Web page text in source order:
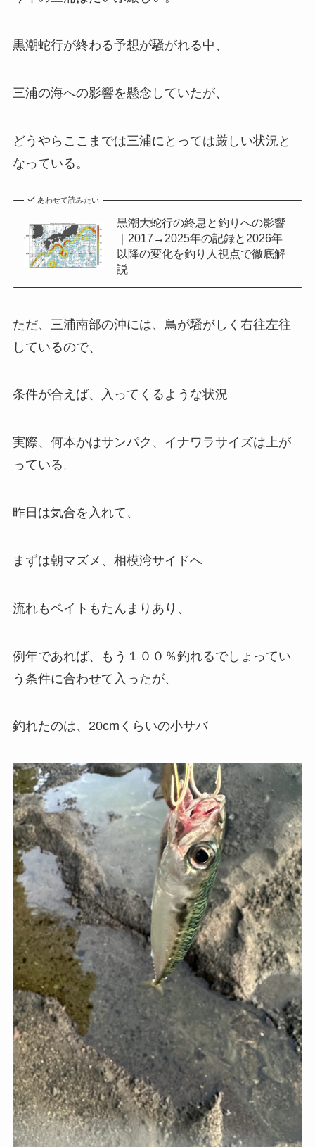
黒潮蛇行が終わる予想が騒がれる中、
三浦の海への影響を懸念していたが、
どうやらここまでは三浦にとっては厳しい状況と
なっている。
あわせて読みたい
黒潮大蛇行の終息と釣りへの影響
｜2017→2025年の記録と2026年
以降の変化を釣り人視点で徹底解
説
ただ、三浦南部の沖には、鳥が騒がしく右往左往
しているので、
条件が合えば、入ってくるような状況
実際、何本かはサンパク、イナワラサイズは上が
っている。
昨日は気合を入れて、
まずは朝マズメ、相模湾サイドへ
流れもベイトもたんまりあり、
例年であれば、もう１００％釣れるでしょってい
う条件に合わせて入ったが、
釣れたのは、20cmくらいの小サバ